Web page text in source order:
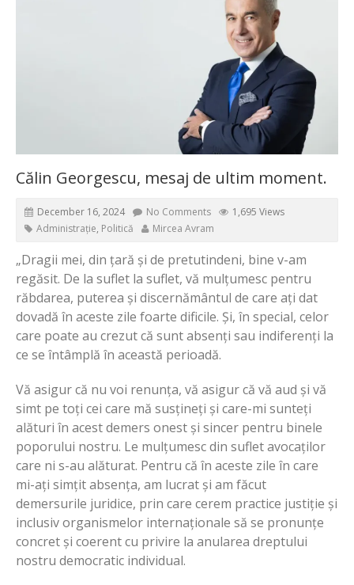
Călin Georgescu, mesaj de ultim moment.
December 16, 2024 No Comments
1,695 Views
Administrație, Politică Mircea Avram
„Dragii mei, din țară și de pretutindeni, bine v-am
regăsit. De la suflet la suflet, vă mulțumesc pentru
răbdarea, puterea și discernământul de care ați dat
dovadă în aceste zile foarte dificile. Și, în special, celor
care poate au crezut că sunt absenți sau indiferenți la
ce se întâmplă în această perioadă.
Vă asigur că nu voi renunța, vă asigur că vă aud și vă
simt pe toți cei care mă susțineți și care-mi sunteți
alături în acest demers onest și sincer pentru binele
poporului nostru. Le mulțumesc din suflet avocaților
care ni s-au alăturat. Pentru că în aceste zile în care
mi-ați simțit absența, am lucrat și am făcut
demersurile juridice, prin care cerem practice justiție și
inclusiv organismelor internaționale să se pronunțe
concret și coerent cu privire la anularea dreptului
nostru democratic individual.